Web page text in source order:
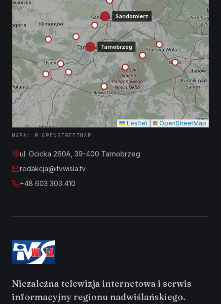
Tarnobrzeg
Sandomierz
Leaflet © OpenStreetMap
MAPA: © OPENSTREETMAP
ul. Ocicka 260A, 39-400 Tarnobrzeg
redakcja@itvwisla.tv
+48 603 303 410
Niezależna telewizja internetowa i serwis
informacyjny regionu nadwiślańskiego.